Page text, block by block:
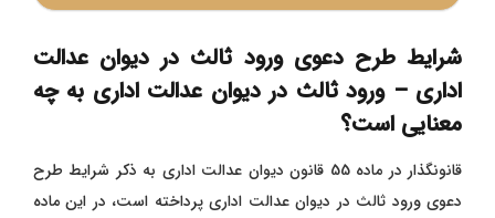
شرایط طرح دعوی ورود ثالث در دیوان عدالت
اداری – ورود ثالث در دیوان عدالت اداری به چه
معنایی است؟
قانونگذار در ماده 55 قانون دیوان عدالت اداری به ذکر شرایط طرح
دعوی ورود ثالث در دیوان عدالت اداری پرداخته است، در این ماده